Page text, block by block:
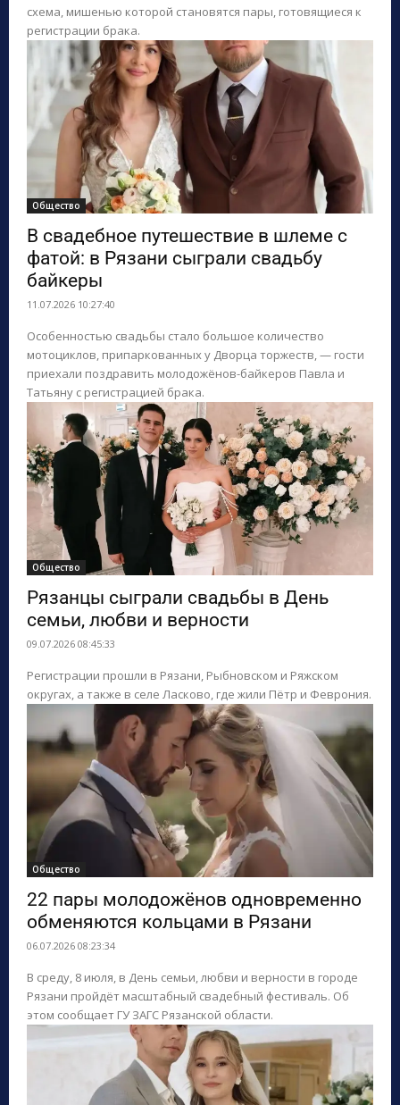
схема, мишенью которой становятся пары, готовящиеся к
регистрации брака.
Общество
В свадебное путешествие в шлеме с
фатой: в Рязани сыграли свадьбу
байкеры
11.07.2026 10:27:40
Особенностью свадьбы стало большое количество
мотоциклов, припаркованных у Дворца торжеств, — гости
приехали поздравить молодожёнов-байкеров Павла и
Татьяну с регистрацией брака.
Общество
Рязанцы сыграли свадьбы в День
семьи, любви и верности
09.07.2026 08:45:33
Регистрации прошли в Рязани, Рыбновском и Ряжском
округах, а также в селе Ласково, где жили Пётр и Феврония.
Общество
22 пары молодожёнов одновременно
обменяются кольцами в Рязани
06.07.2026 08:23:34
В среду, 8 июля, в День семьи, любви и верности в городе
Рязани пройдёт масштабный свадебный фестиваль. Об
этом сообщает ГУ ЗАГС Рязанской области.